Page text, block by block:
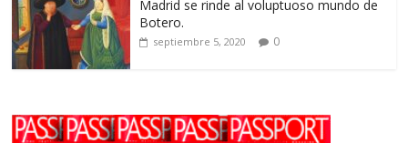
Madrid se rinde al voluptuoso mundo de
Botero.
septiembre 5, 2020 0